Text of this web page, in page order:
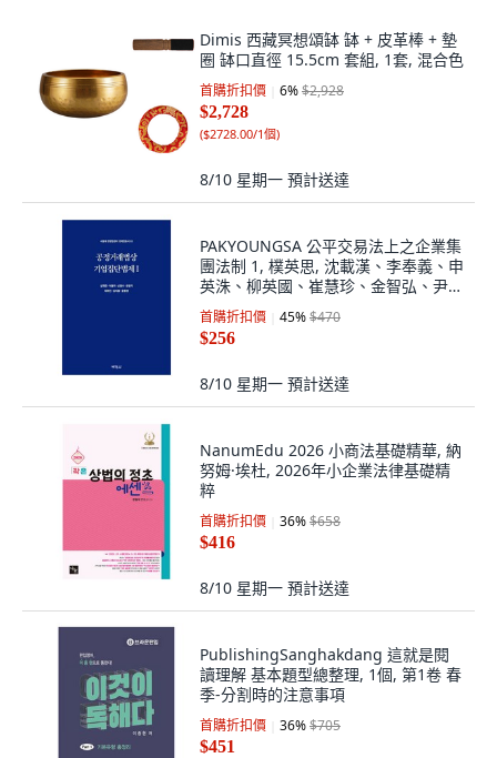
Dimis 西藏冥想頌缽 缽 + 皮革棒 + 墊
圈 缽口直徑 15.5cm 套組, 1套, 混合色
首購折扣價 6%$2,928
$2,728
($2728.00/1個)
8/10 星期一 預計送達
PAKYOUNGSA 公平交易法上之企業集
團法制 1, 樸英思, 沈載漢、李奉義、申
英洙、柳英國、崔慧珍、金智弘、尹東
英, 單一產品
首購折扣價 45%$470
$256
8/10 星期一 預計送達
NanumEdu 2026 小商法基礎精華, 納
努姆·埃杜, 2026年小企業法律基礎精
粹
首購折扣價 36%$658
$416
8/10 星期一 預計送達
PublishingSanghakdang 這就是閱
讀理解 基本題型總整理, 1個, 第1卷 春
季-分割時的注意事項
首購折扣價 36%$705
$451